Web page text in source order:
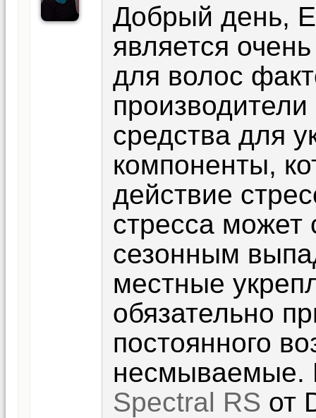
Добрый день,
является
для волос
средства для
компоненты,
действие
стресса может
сезонным
местные
обязательно
постоянного
Spectral RS от